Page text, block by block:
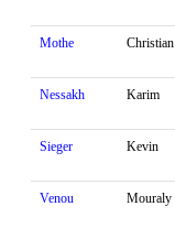
Mothe Christian
Nessakh Karim
Sieger Kevin
Venou Mouraly